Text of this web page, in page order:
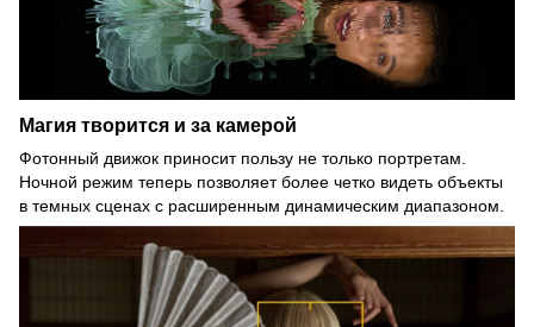
Магия творится и за камерой
Фотонный движок приносит пользу не только портретам.
Ночной режим теперь позволяет более четко видеть объекты
в темных сценах с расширенным динамическим диапазоном.